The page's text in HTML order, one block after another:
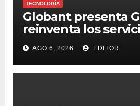
TECNOLOGÍA
Globant presenta
reinventa los
tecnología para la
AGO 6, 2026 EDITOR